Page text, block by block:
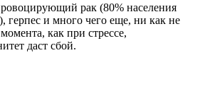
рак (80% населения
герпес и много чего еще, ни как не
как при стрессе,
даст сбой.